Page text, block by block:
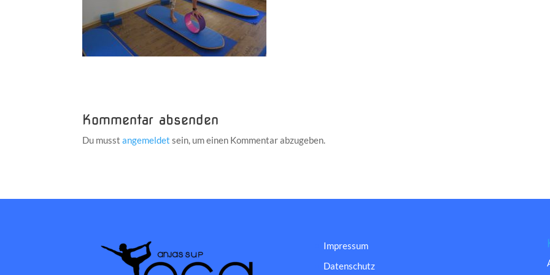
Kommentar absenden
Du musstangemeldet sein, um einen Kommentar abzugeben.
Impressum
Datenschutz